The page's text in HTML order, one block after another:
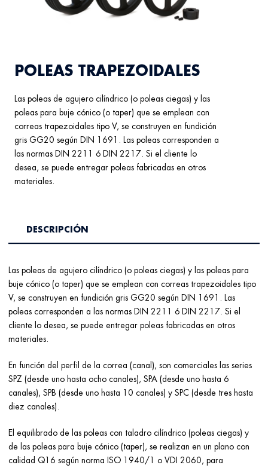
POLEAS TRAPEZOIDALES
Las poleas de agujero cilíndrico (o poleas ciegas) y las
poleas para buje cónico (o taper) que se emplean con
correas trapezoidales tipo V, se construyen en fundición
gris GG20 según DIN 1691. Las poleas corresponden a
las normas DIN 2211 ó DIN 2217. Si el cliente lo
desea, se puede entregar poleas fabricadas en otros
materiales.
DESCRIPCIÓN
Las poleas de agujero cilíndrico (o poleas ciegas) y las poleas para
buje cónico (o taper) que se emplean con correas trapezoidales tipo
V, se construyen en fundición gris GG20 según DIN 1691. Las
poleas corresponden a las normas DIN 2211 ó DIN 2217. Si el
cliente lo desea, se puede entregar poleas fabricadas en otros
materiales.
En función del perfil de la correa (canal), son comerciales las series
SPZ (desde uno hasta ocho canales), SPA (desde uno hasta 6
canales), SPB (desde uno hasta 10 canales) y SPC (desde tres hasta
diez canales).
El equilibrado de las poleas con taladro cilíndrico (poleas ciegas) y
de las poleas para buje cónico (taper), se realizan en un plano con
calidad Q16 según norma ISO 1940/1 o VDI 2060, para